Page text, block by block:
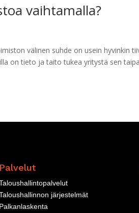
vaihtamalla?
välinen suhde on usein hyvinkin
on tieto ja taito tukea yritystä sen
Palvelut
järjestelmät
Palkanlaskenta